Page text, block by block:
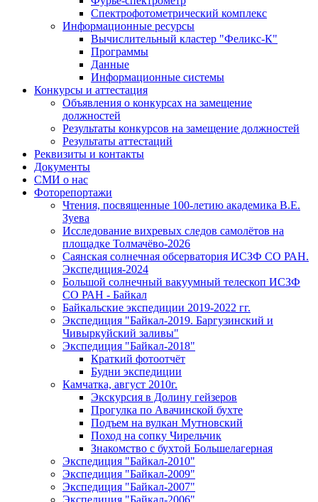
Спектрофотометрический комплекс
Информационные ресурсы
Вычислительный кластер "Феликс-К"
Программы
Данные
Информационные системы
Конкурсы и аттестация
Объявления о конкурсах на замещение
должностей
Результаты конкурсов на замещение должностей
Результаты аттестаций
Реквизиты и контакты
Документы
СМИ о нас
Фоторепортажи
Чтения, посвященные 100-летию академика В.Е.
Зуева
Исследование вихревых следов самолётов на
площадке Толмачёво-2026
Саянская солнечная обсерватория ИСЗФ СО РАН.
Экспедиция-2024
Большой солнечный вакуумный телескоп ИСЗФ
СО РАН - Байкал
Байкальские экспедиции 2019-2022 гг.
Экспедиция "Байкал-2019. Баргузинский и
Чивыркуйский заливы"
Экспедиция "Байкал-2018"
Краткий фотоотчёт
Будни экспедиции
Камчатка, август 2010г.
Экскурсия в Долину гейзеров
Прогулка по Авачинской бухте
Подъем на вулкан Мутновский
Поход на сопку Чирельчик
Знакомство с бухтой Большелагерная
Экспедиция "Байкал-2010"
Экспедиция "Байкал-2009"
Экспедиция "Байкал-2007"
Экспедиция "Байкал-2006"